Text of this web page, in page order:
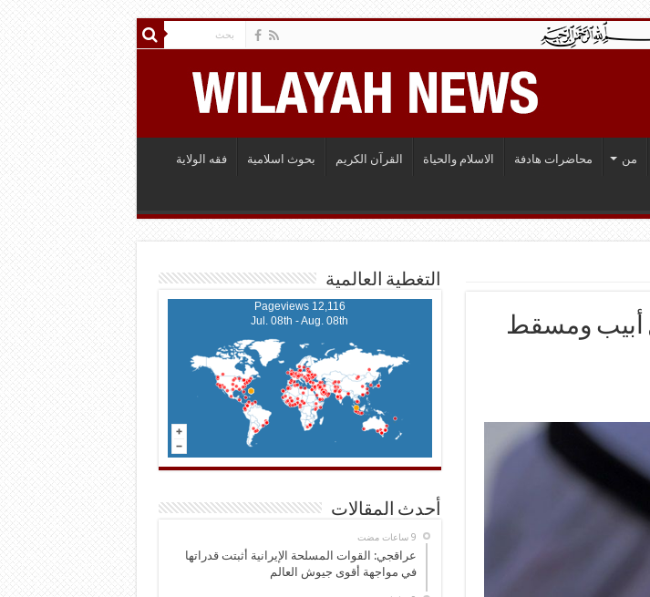
من محاضرات هادفة الاسلام والحياة القرآن الكريم بحوث اسلامية فقه الولاية
أبيب ومسقط
التغطية العالمية
12,116 Pageviews
Jul. 08th - Aug. 08th
أحدث المقالات
عراقجي: القوات المسلحة الإيرانية أثبتت قدراتها
في مواجهة أقوى جيوش العالم